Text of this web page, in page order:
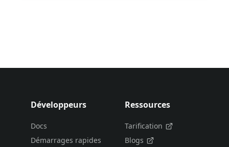
Développeurs
Docs
Démarrages rapides
Ressources
Tarification
Blogs